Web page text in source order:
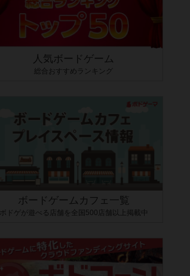
人気ボードゲーム
総合おすすめランキング
ボードゲームカフェ一覧
ボドゲが遊べる店舗を全国500店舗以上掲載中